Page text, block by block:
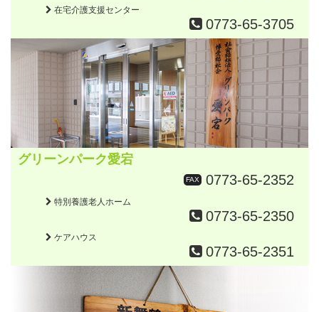
在宅介護支援センター
0773-65-3705
グリーンパーク愛宕
FAX 0773-65-2352
特別養護老人ホーム
0773-65-2350
ケアハウス
0773-65-2351